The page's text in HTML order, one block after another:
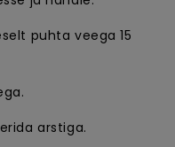
puhta veega 15
arstiga.